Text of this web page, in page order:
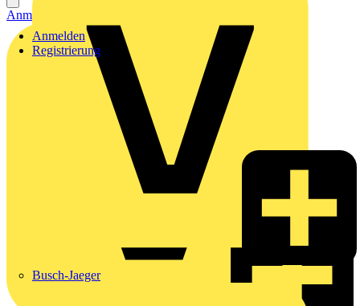
Busch-Jaeger
Anmelden
Registrierung
Anmelden